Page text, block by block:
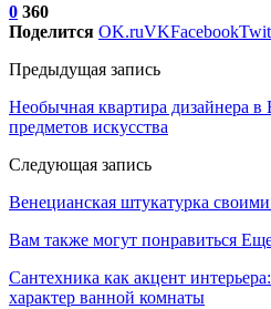
0 360
Поделится OK.ruVKFacebook
Предыдущая запись
Необычная квартира дизайнера в
предметов искусства
Следующая запись
Венецианская штукатурка
Вам также могут понравиться
Сантехника как акцент
характер ванной комнаты